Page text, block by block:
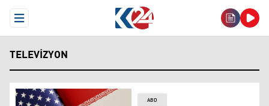
Open Menu
TELEVIZYON
ABD